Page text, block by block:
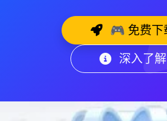
🎮 免费下
深入了解